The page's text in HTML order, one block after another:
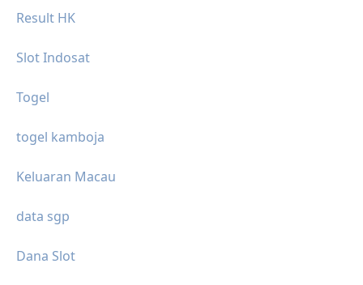
Result HK
Slot Indosat
Togel
togel kamboja
Keluaran Macau
data sgp
Dana Slot